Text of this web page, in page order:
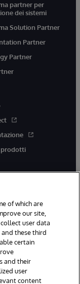
partner per
dei sistemi
Solution Partner
Partner
Partner
prodotti
MA. Tutti i diritti
of which are
our site,
user data
these third
certain
and their
user
content